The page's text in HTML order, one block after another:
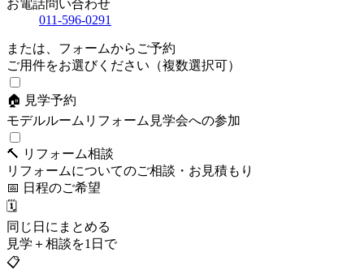
お電話問い合わせ
011-596-0291
または、フォームからご予約
ご用件をお選びください（複数選択可）
🏠 見学予約
モデルルームリフォーム見学会への参加
🔨 リフォーム相談
リフォームについてのご相談・お見積もり
📅 日程のご希望
🗓️
同じ日にまとめる
見学＋相談を1日で
📋